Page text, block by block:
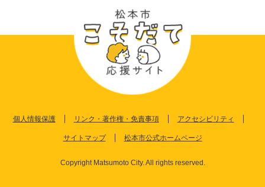
個人情報保護 リンク・著作権・免責事項 アクセシビリティ
サイトマップ 松本市公式ホームページ
Copyright Matsumoto City. All rights reserved.